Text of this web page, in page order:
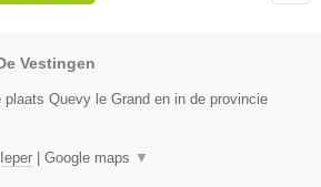
Vestingen
plaats Quevy le Grand en in de provincie
Ieper Google maps ▼